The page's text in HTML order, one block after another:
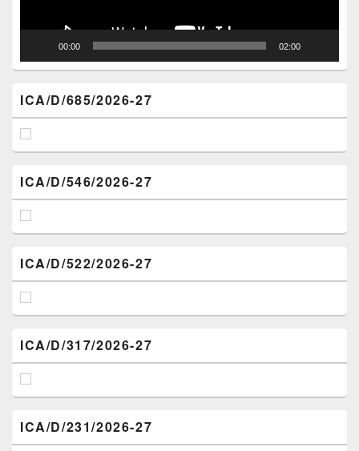
00:00 02:00
ICA/D/685/2026-27
ICA/D/546/2026-27
ICA/D/522/2026-27
ICA/D/317/2026-27
ICA/D/231/2026-27